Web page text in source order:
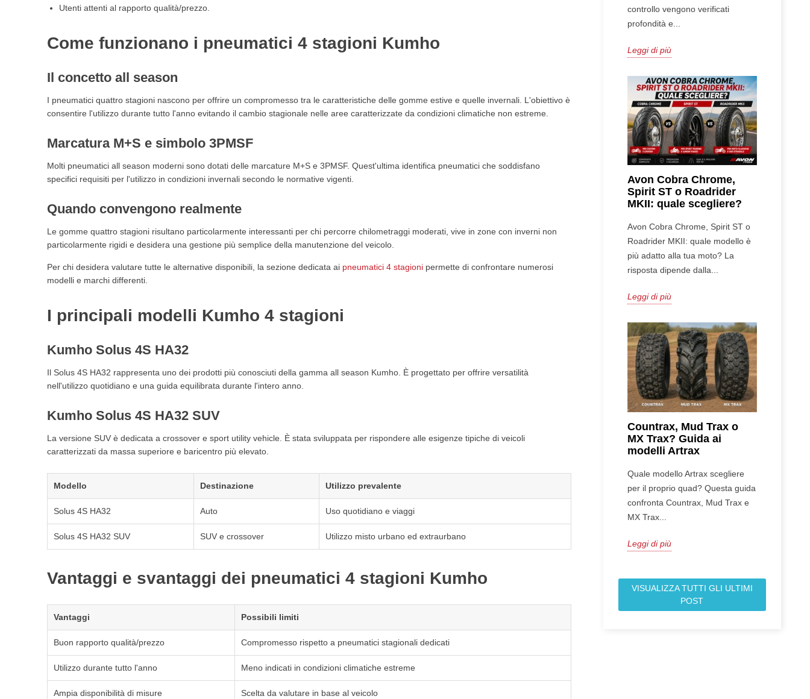
15.9. Sono adatti a chi viaggia molto in autostrada?
16. Considerazioni finali
Utenti attenti al rapporto qualità/prezzo.
Come funzionano i pneumatici 4 stagioni Kumho
Il concetto all season
I pneumatici quattro stagioni nascono per offrire un compromesso tra le caratteristiche delle gomme estive e quelle invernali. L'obiettivo è
consentire l'utilizzo durante tutto l'anno evitando il cambio stagionale nelle aree caratterizzate da condizioni climatiche non estreme.
Marcatura M+S e simbolo 3PMSF
Molti pneumatici all season moderni sono dotati delle marcature M+S e 3PMSF. Quest'ultima identifica pneumatici che soddisfano
specifici requisiti per l'utilizzo in condizioni invernali secondo le normative vigenti.
Quando convengono realmente
Le gomme quattro stagioni risultano particolarmente interessanti per chi percorre chilometraggi moderati, vive in zone con inverni non
particolarmente rigidi e desidera una gestione più semplice della manutenzione del veicolo.
Per chi desidera valutare tutte le alternative disponibili, la sezione dedicata ai pneumatici 4 stagioni permette di confrontare numerosi
modelli e marchi differenti.
I principali modelli Kumho 4 stagioni
Kumho Solus 4S HA32
Il Solus 4S HA32 rappresenta uno dei prodotti più conosciuti della gamma all season Kumho. È progettato per offrire versatilità
nell'utilizzo quotidiano e una guida equilibrata durante l'intero anno.
Kumho Solus 4S HA32 SUV
La versione SUV è dedicata a crossover e sport utility vehicle. È stata sviluppata per rispondere alle esigenze tipiche di veicoli
caratterizzati da massa superiore e baricentro più elevato.
Modello Destinazione Utilizzo prevalente
Solus 4S HA32 Auto Uso quotidiano e viaggi
Solus 4S HA32 SUV SUV e crossover Utilizzo misto urbano ed extraurbano
Vantaggi e svantaggi dei pneumatici 4 stagioni Kumho
Vantaggi Possibili limiti
Buon rapporto qualità/prezzo Compromesso rispetto a pneumatici stagionali dedicati
Utilizzo durante tutto l'anno Meno indicati in condizioni climatiche estreme
Ampia disponibilità di misure Scelta da valutare in base al veicolo
controllo vengono verificati
profondità e...
Leggi di più
Avon Cobra Chrome,
Spirit ST o Roadrider
MKII: quale scegliere?
Avon Cobra Chrome, Spirit ST o
Roadrider MKII: quale modello è
più adatto alla tua moto? La
risposta dipende dalla...
Leggi di più
Countrax, Mud Trax o
MX Trax? Guida ai
modelli Artrax
Quale modello Artrax scegliere
per il proprio quad? Questa guida
confronta Countrax, Mud Trax e
MX Trax...
Leggi di più
VISUALIZZA TUTTI GLI ULTIMI
POST